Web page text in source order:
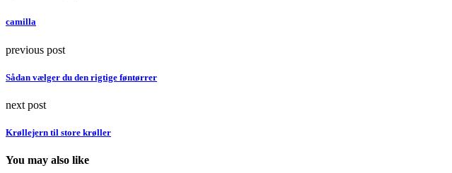
camilla
previous post
Sådan vælger du den rigtige føntørrer
next post
Krøllejern til store krøller
You may also like